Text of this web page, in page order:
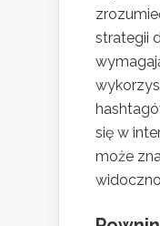
strategii
się w
może